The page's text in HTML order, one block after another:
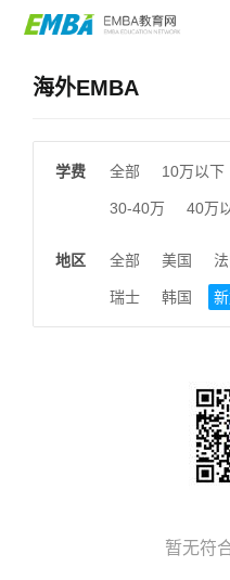
海外EMBA
学费 全部 10万以下
30-40万 40万
地区 全部 美国
瑞士 韩国
暂无符